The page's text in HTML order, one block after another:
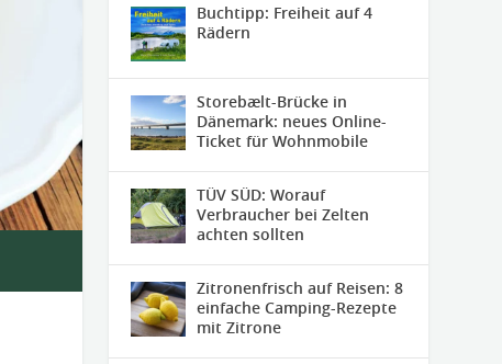
Buchtipp: Freiheit auf 4
Rädern
Storebælt-Brücke in
Dänemark: neues Online-
Ticket für Wohnmobile
TÜV SÜD: Worauf
Verbraucher bei Zelten
achten sollten
Zitronenfrisch auf Reisen: 8
einfache Camping-Rezepte
mit Zitrone